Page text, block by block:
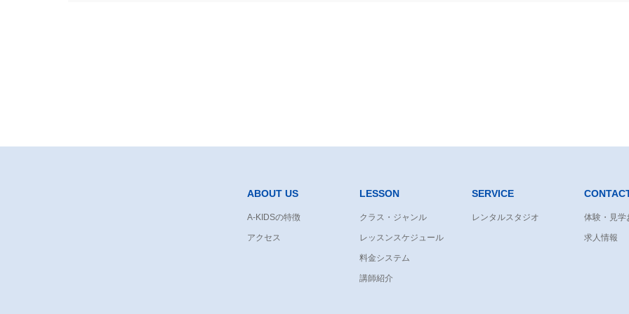
ABOUT US
A-KIDSの特徴
アクセス
LESSON
クラス・ジャンル
レッスンスケジュール
料金システム
講師紹介
SERVICE
レンタルスタジオ 体験・見学
求人情報